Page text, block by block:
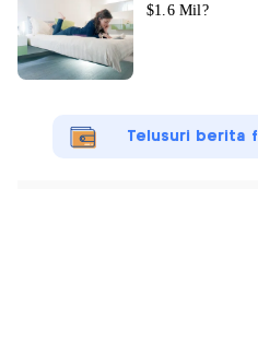
Telusuri berita